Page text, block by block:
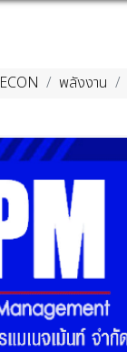
ECON พลังงาน